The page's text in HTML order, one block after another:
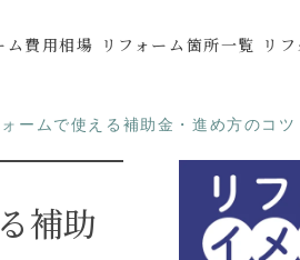
ム費用相場 リフォーム箇所一覧 リ
ームで使える補助金・進め方のコツ
補助